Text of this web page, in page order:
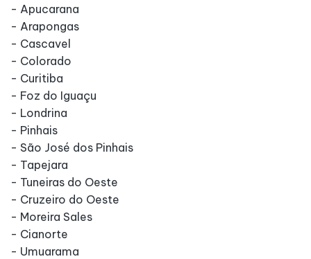
- Apucarana
- Arapongas
- Cascavel
- Colorado
- Curitiba
- Foz do Iguaçu
- Londrina
- Pinhais
- São José dos Pinhais
- Tapejara
- Tuneiras do Oeste
- Cruzeiro do Oeste
- Moreira Sales
- Cianorte
- Umuarama